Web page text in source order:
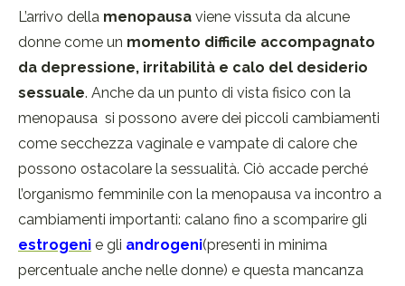
L’arrivo della menopausa viene vissuta da alcune
donne come un momento difficile accompagnato
da depressione, irritabilità e calo del desiderio
sessuale. Anche da un punto di vista fisico con la
menopausa si possono avere dei piccoli cambiamenti
come secchezza vaginale e vampate di calore che
possono ostacolare la sessualità. Ciò accade perché
l’organismo femminile con la menopausa va incontro a
cambiamenti importanti: calano fino a scomparire gli
estrogeni e gli androgeni(presenti in minima
percentuale anche nelle donne) e questa mancanza